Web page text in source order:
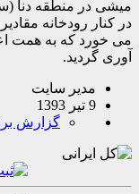
منطقه دنا (سی سخت)
مقادیر زیادی
که به همت اعضای
سایت
گزارش برنامه